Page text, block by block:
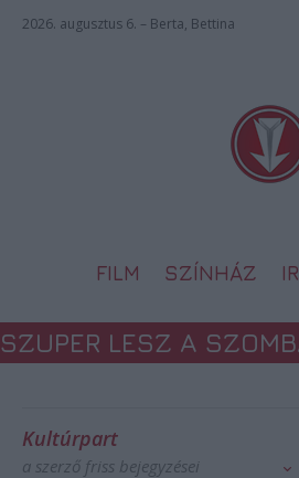
2026. augusztus 6. – Berta, Bettina
FILM SZÍNHÁZ
SZUPER LESZ A
Kultúrpart
a szerző friss bejegyzései